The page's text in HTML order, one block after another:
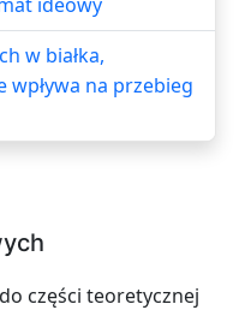
w białka,
wpływa na przebieg
części teoretycznej